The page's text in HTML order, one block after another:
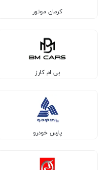
کرمان موتور
بی ام کارز
پارس خودرو